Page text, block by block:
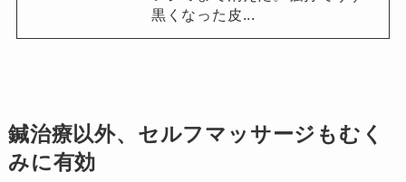
黒くなった皮...
鍼治療以外、セルフマッサージもむく
みに有効